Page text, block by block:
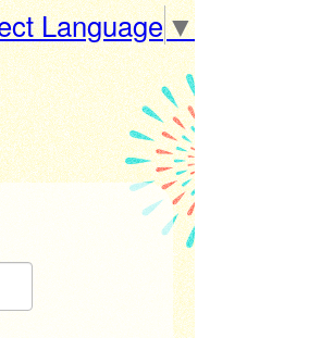
Language▼